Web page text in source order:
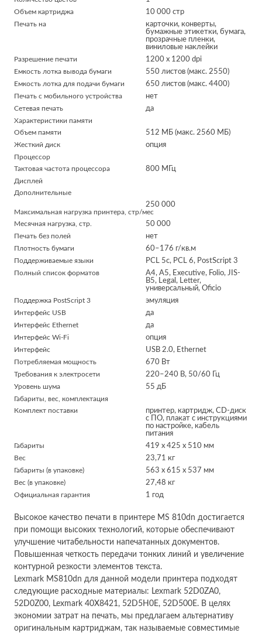
Фотобарабан
Lexmark
52D0ZA0 ,
№ 520ZA
52D0Z00
19 531
нет в наличии
Картридж
52D5000 (return
program), № 525
48 796 р.
нет в наличии
Сервисный
комплект
(type 1)
40X8421
10 000 стр
Объем картриджа
карточки, конверты,
бумажные этикетки, бумага,
прозрачные пленки,
виниловые наклейки
Печать на
1200 x 1200 dpi
Разрешение печати
550 листов (макс. 2550)
Емкость лотка вывода бумаги
650 листов (макс. 4400)
Емкость лотка для подачи бумаги
нет
Печать с мобильного устройства
да
Сетевая печать
Характеристики памяти
512 МБ (макс. 2560 МБ)
Объем памяти
опция
Жесткий диск
Процессор
800 МГц
Тактовая частота процессора
Дисплей
Дополнительные
250 000
Максимальная нагрузка принтера, стр/мес
50 000
Месячная нагрузка, стр.
нет
Печать без полей
60–176 г/кв.м
Плотность бумаги
PCL 5c, PCL 6, PostScript 3
Поддерживаемые языки
A4, A5, Executive, Folio, JIS-
B5, Legal, Letter,
универсальный, Oficio
Полный список форматов
эмуляция
Поддержка PostScript 3
да
Интерфейс USB
да
Интерфейс Ethernet
опция
Интерфейс Wi-Fi
USB 2.0, Ethernet
Интерфейс
670 Вт
Потребляемая мощность
220–240 В, 50/60 Гц
Требования к электросети
55 дБ
Уровень шума
Габариты, вес, комплектация
принтер, картридж, CD-диск
с ПО, плакат с инструкциями
по настройке, кабель
питания
Комплект поставки
419 x 425 x 510 мм
Габариты
23,71 кг
Вес
563 x 615 x 537 мм
Габариты (в упаковке)
27,48 кг
Вес (в упаковке)
1 год
Официальная гарантия
Высокое качество печати в принтере MS 810dn достигается
при помощи высоких технологий, которые обеспечивают
улучшение читабельности напечатанных документов.
Повышенная четкость передачи тонких линий и увеличение
контурной резкости элементов текста.
Lexmark MS810dn для данной модели принтера подходят
следующие расходные материалы: Lexmark 52D0ZA0,
52D0Z00, Lexmark 40X8421, 52D5H0E, 52D500E. В целях
экономии затрат на печать, мы предлагаем альтернативу
оригинальным картриджам, так называемые совместимые